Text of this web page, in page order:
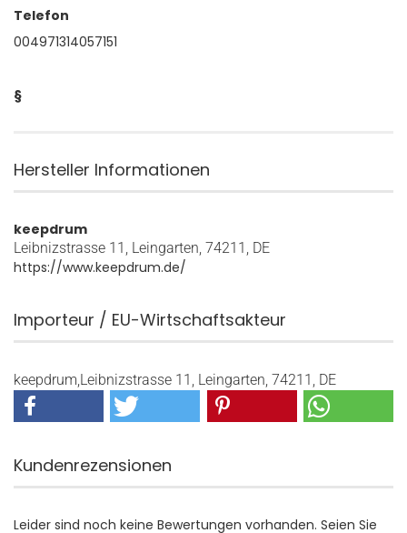
Telefon
004971314057151
§
Hersteller Informationen
keepdrum
Leibnizstrasse 11, Leingarten, 74211, DE
https://www.keepdrum.de/
Importeur / EU-Wirtschaftsakteur
keepdrum,Leibnizstrasse 11, Leingarten, 74211, DE
Kundenrezensionen
Leider sind noch keine Bewertungen vorhanden. Seien Sie